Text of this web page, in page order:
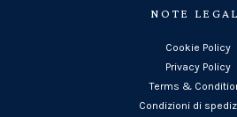
NOTE
Cookie Policy
Privacy Policy
Terms &
Condizioni di